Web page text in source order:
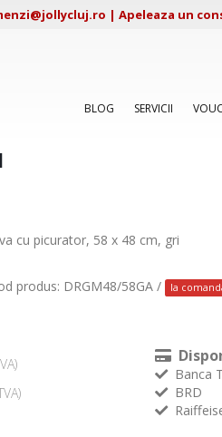
| Apeleaza un
BLOG SERVICII
cu picurator, 58 x 48 cm, gri
produs: DRGM48/58GA / la
Banca
BRD